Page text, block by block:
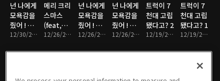
넌 나에게
모욕감을
줬어 ! 복
수전이야12/30/2021 • 11분
메리 크리
스마스
(feat,
Industry
12/26/2021 • 15분
넌 나에게
모욕감을
줬어 ! 복
수전이야12/26/2021 • 8분
넌 나에게
모욕감을
줬어 ! 복
수전이야12/26/2021 • 13분
트럭이 7
천대 고립
됐다고? 2
12/19/2021 • 9분
트럭이 7
천대 고립
됐다고? 1
12/19/2021 • 14분